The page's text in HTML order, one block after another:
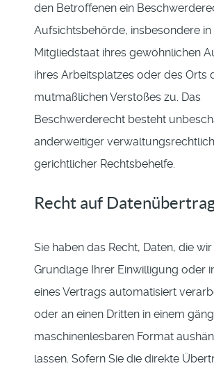
den Betroffenen ein
Aufsichtsbehörde, insbesondere in
Mitgliedstaat ihres gewöhnlichen
ihres Arbeitsplatzes oder des Orts
mutmaßlichen Verstoßes zu. Das
Beschwerderecht besteht
anderweitiger
gerichtlicher Rechtsbehelfe.
Recht auf
Sie haben das Recht, Daten, die
Grundlage Ihrer Einwilligung oder
eines Vertrags automatisiert
oder an einen Dritten in einem
maschinenlesbaren Format
lassen. Sofern Sie die direkte